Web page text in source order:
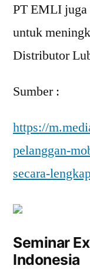
PT EMLI juga
untuk
Distributor
Sumber :
https://
pelanggan-
secara-
Seminar
Indonesia